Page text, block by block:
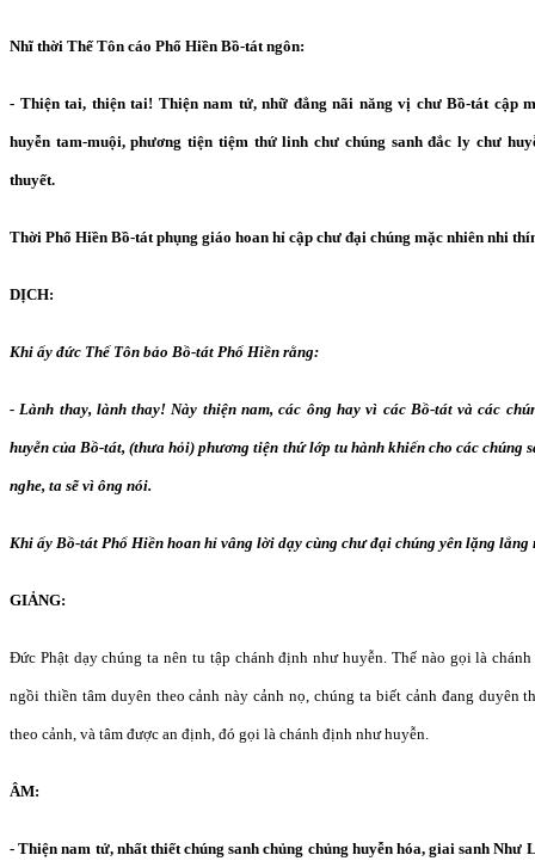
Nhĩ thời Thế Tôn cáo Phổ Hiền Bồ-tát ngôn:
- Thiện tai, thiện tai! Thiện nam tử, nhữ đẳng nãi năng vị chư Bồ-tát cập
huyễn tam-muội, phương tiện tiệm thứ linh chư chúng sanh đắc ly chư
thuyết.
Thời Phổ Hiền Bồ-tát phụng giáo hoan hỉ cập chư đại chúng mặc nhiên nhi
DỊCH:
Khi ấy đức Thế Tôn bảo Bồ-tát Phổ Hiền rằng:
- Lành thay, lành thay! Này thiện nam, các ông hay vì các Bồ-tát và các
huyễn của Bồ-tát, (thưa hỏi) phương tiện thứ lớp tu hành khiến cho các chúng
nghe, ta sẽ vì ông nói.
Khi ấy Bồ-tát Phổ Hiền hoan hỉ vâng lời dạy cùng chư đại chúng yên lặng lắng
GIẢNG:
Đức Phật dạy chúng ta nên tu tập chánh định như huyễn. Thế nào gọi là
ngồi thiền tâm duyên theo cảnh này cảnh nọ, chúng ta biết cảnh đang duyên
theo cảnh, và tâm được an định, đó gọi là chánh định như huyễn.
ÂM:
- Thiện nam tử, nhất thiết chúng sanh chủng chủng huyễn hóa, giai sanh